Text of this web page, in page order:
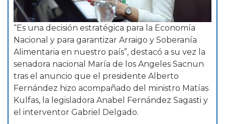
“Es una decisión estratégica para la Economía
Nacional y para garantizar Arraigo y Soberanía
Alimentaria en nuestro país”, destacó a su vez la
senadora nacional María de los Angeles Sacnun
tras el anuncio que el presidente Alberto
Fernández hizo acompañado del ministro Matías
Kulfas, la legisladora Anabel Fernández Sagasti y
el interventor Gabriel Delgado.